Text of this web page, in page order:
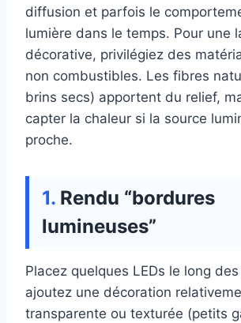
diffusion et parfois le
lumière dans le temps. Pour une
décorative, privilégiez des
non combustibles. Les fibres
brins secs) apportent du relief,
capter la chaleur si la source
proche.
Rendu “bordures
lumineuses”
Placez quelques LEDs le long
ajoutez une décoration
transparente ou texturée (petits